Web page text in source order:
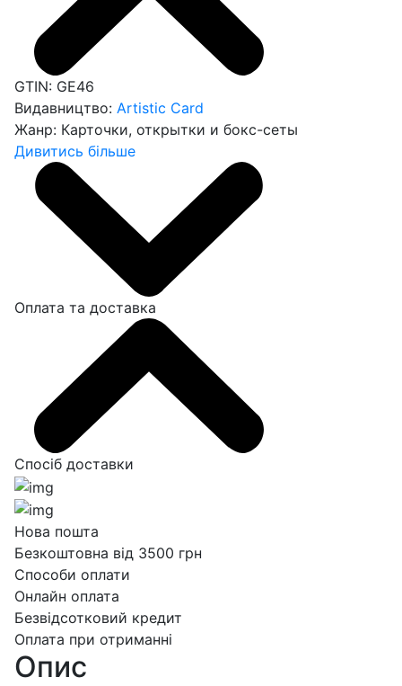
GTIN: GE46
Видавництво: Artistic Card
Жанр: Карточки, открытки и бокс-сеты
Дивитись більше
Оплата та доставка
Спосіб доставки
Нова пошта
Безкоштовна від 3500 грн
Способи оплати
Онлайн оплата
Безвідсотковий кредит
Оплата при отриманні
Опис